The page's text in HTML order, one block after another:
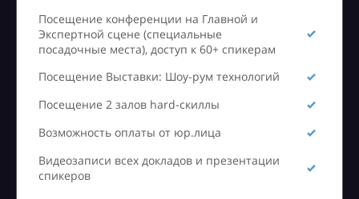
Посещение конференции на Главной и
Экспертной сцене (специальные
посадочные места), доступ к 60+ спикерам
Посещение Выставки: Шоу-рум технологий
Посещение 2 залов hard-скиллы
Возможность оплаты от юр.лица
Видеозаписи всех докладов и презентации
спикеров